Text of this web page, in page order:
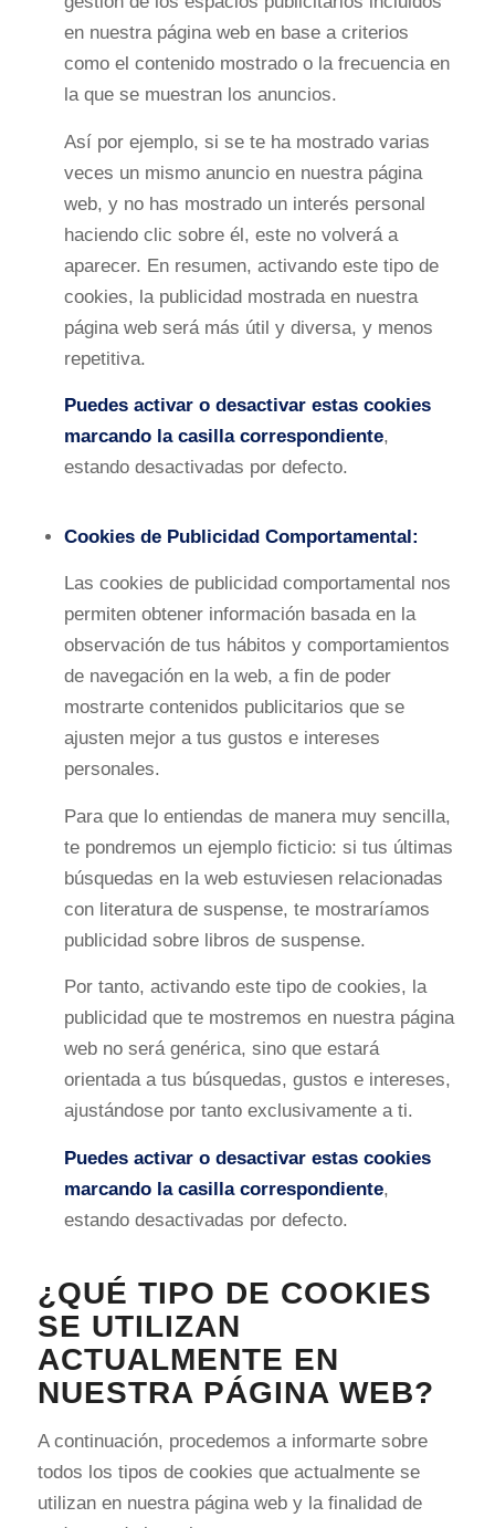
en nuestra página web en base a criterios
como el contenido mostrado o la frecuencia en
la que se muestran los anuncios.
Así por ejemplo, si se te ha mostrado varias
veces un mismo anuncio en nuestra página
web, y no has mostrado un interés personal
haciendo clic sobre él, este no volverá a
aparecer. En resumen, activando este tipo de
cookies, la publicidad mostrada en nuestra
página web será más útil y diversa, y menos
repetitiva.
Puedes activar o desactivar estas cookies
marcando la casilla correspondiente,
estando desactivadas por defecto.
Cookies de Publicidad Comportamental:
Las cookies de publicidad comportamental nos
permiten obtener información basada en la
observación de tus hábitos y comportamientos
de navegación en la web, a fin de poder
mostrarte contenidos publicitarios que se
ajusten mejor a tus gustos e intereses
personales.
Para que lo entiendas de manera muy sencilla,
te pondremos un ejemplo ficticio: si tus últimas
búsquedas en la web estuviesen relacionadas
con literatura de suspense, te mostraríamos
publicidad sobre libros de suspense.
Por tanto, activando este tipo de cookies, la
publicidad que te mostremos en nuestra página
web no será genérica, sino que estará
orientada a tus búsquedas, gustos e intereses,
ajustándose por tanto exclusivamente a ti.
Puedes activar o desactivar estas cookies
marcando la casilla correspondiente,
estando desactivadas por defecto.
¿QUÉ TIPO DE COOKIES
SE UTILIZAN
ACTUALMENTE EN
NUESTRA PÁGINA WEB?
A continuación, procedemos a informarte sobre
todos los tipos de cookies que actualmente se
utilizan en nuestra página web y la finalidad de